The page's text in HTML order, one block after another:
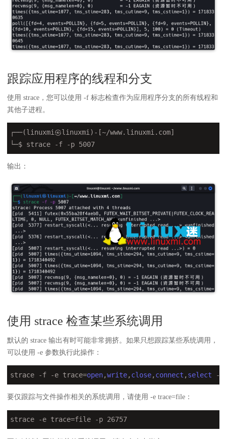
跟踪应用程序的线程和分支
使用 strace，您可以使用 -f 标志检查作为应用程序分支的所有线程和
其他子进程。
┌──(linuxmi㉿linuxmi)-[~/www.linuxmi.com]
└─$ strace
-f -p 5007
输出：
使用 strace 检查某些系统调用
默认的 strace 输出有时可能非常拥挤。如果只想跟踪某些系统调用，
可以使用 -e 参数执行此操作：
strace -f -e trace=open,write, close, connect , select -
要仅跟踪与文件操作相关的系统调用，请使用 -e trace=file：
strace -e trace=file -p 26757